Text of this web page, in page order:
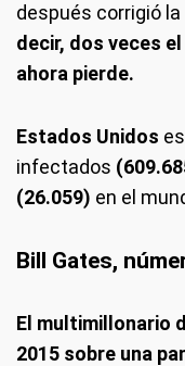
después corrigió la
decir, dos veces
ahora pierde.
Estados Unidos
infectados
(26.059) en el
Bill Gates,
El multimillonario
2015 sobre una